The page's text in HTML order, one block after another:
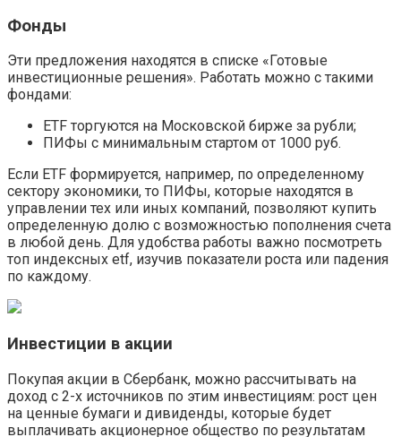
Фонды
Эти предложения находятся в списке «Готовые
инвестиционные решения». Работать можно с такими
фондами:
ETF торгуются на Московской бирже за рубли;
ПИФы с минимальным стартом от 1000 руб.
Если ETF формируется, например, по определенному
сектору экономики, то ПИФы, которые находятся в
управлении тех или иных компаний, позволяют купить
определенную долю с возможностью пополнения счета
в любой день. Для удобства работы важно посмотреть
топ индексных etf, изучив показатели роста или падения
по каждому.
Инвестиции в акции
Покупая акции в Сбербанк, можно рассчитывать на
доход с 2-х источников по этим инвестициям: рост цен
на ценные бумаги и дивиденды, которые будет
выплачивать акционерное общество по результатам